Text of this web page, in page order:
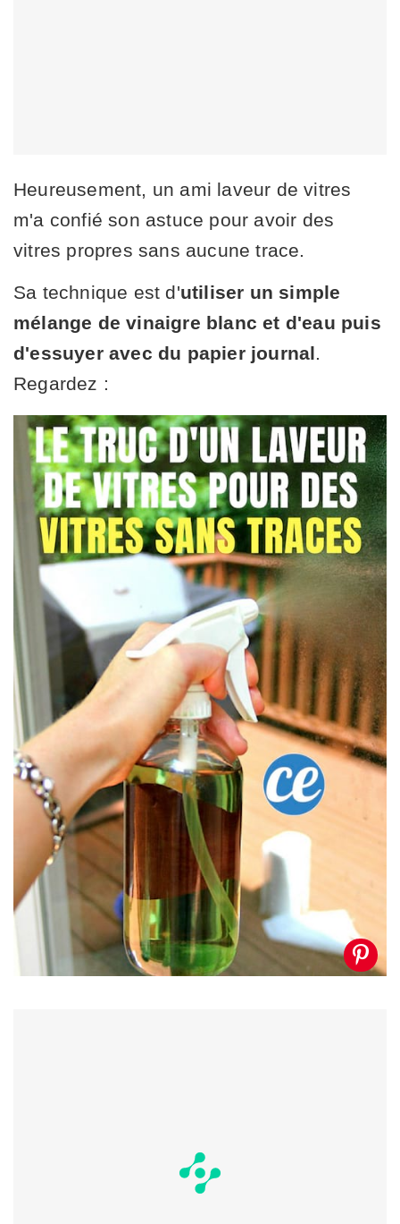
Heureusement, un ami laveur de vitres
m'a confié son astuce pour avoir des
vitres propres sans aucune trace.
Sa technique est d'utiliser un simple
mélange de vinaigre blanc et d'eau puis
d'essuyer avec du papier journal
Regardez :